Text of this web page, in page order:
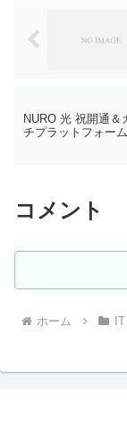
NURO 光 祝開通
チプラットフォー
コメント
ホーム